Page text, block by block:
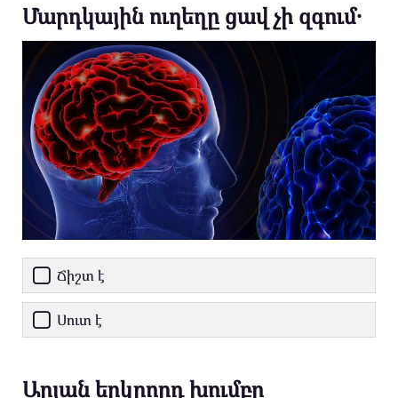
Մարդկային ուղեղը ցավ չի զգում․
Ճիշտ է
Սուտ է
Արյան երկրորդ խումբը